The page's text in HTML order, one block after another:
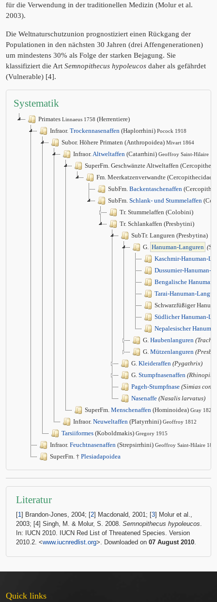
für die Verwendung in der traditionellen Medizin (Molur et al.
2003).
Die Weltnaturschutzunion prognostiziert einen Rückgang der
Populationen in den nächsten 30 Jahren (drei Affengenerationen)
um mindestens 30% als Folge der starken Bejagung. Sie
klassifiziert die Art Semnopithecus hypoleucos daher als gefährdet
(Vulnerable) [4].
Systematik
Primates Linnaeus 1758 (Herrentiere)
Infraor. Trockennasenaffen (Haplorrhini) Pocock 1918
Subor. Höhere Primaten (Anthropoidea) Mivart 1864
Infraor. Altweltaffen (Catarrhini) Geoffroy Saint-Hilaire
SuperFm. Geschwänzte Altweltaffen
Fm. Meerkatzenverwandte (Cercopithecidae)
SubFm. Backentaschenaffen
SubFm. Schlank- und Stummelaffen
Tr. Stummelaffen (Colobini)
Tr. Schlankaffen (Presbytini)
SubTr. Languren (Presbytina)
G. Hanuman-Languren
Kaschmir-Hanuman-
Dussumier-Hanuman-
Bengalische
Tarai-Hanuman-Langur
Schwarzfüßiger
Südlicher Hanuman-
Nepalesischer
G. Haubenlanguren
G. Mützenlanguren
G. Kleideraffen (Pygathrix)
G. Stumpfnasenaffen
Pageh-Stumpfnase (Simias
Nasenaffe (Nasalis larvatus)
SuperFm. Menschenaffen (Hominoidea) Gray 1825
Infraor. Neuweltaffen (Platyrrhini) Geoffroy 1812
Tarsiiformes (Koboldmakis) Gregory 1915
Infraor. Feuchtnasenaffen (Strepsirrhini) Geoffroy Saint-Hilaire
SuperFm. † Plesiadapoidea
Literatur
[1] Brandon-Jones, 2004; [2] Macdonald, 2001; [3] Molur et al.,
2003; [4] Singh, M. & Molur, S. 2008. Semnopithecus hypoleucos
In: IUCN 2010. IUCN Red List of Threatened Species. Version
2010.2. <www.iucnredlist.org>. Downloaded on 07 August 2010
Quick links